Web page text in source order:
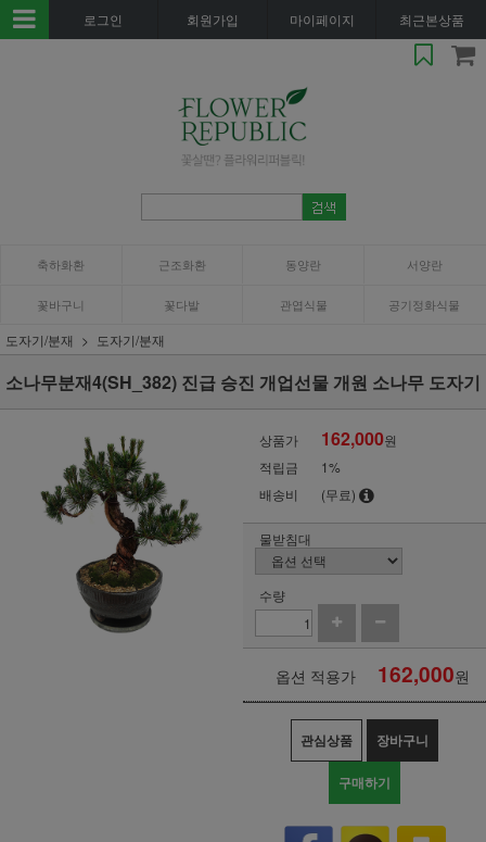
로그인 회원가입 마이페이지 최근본상품
축하화환 근조화환 동양란 서양란
꽃바구니 꽃다발 관엽식물 공기정화식물
도자기/분재 도자기/분재
소나무분재4(SH_382) 진급 승진 개업선물 개원 소나무 도자기
상품가 162,000원
적립금
1%
배송비
(무료)
물받침대
수량
옵션 적용가 162,000원
관심상품 장바구니
구매하기